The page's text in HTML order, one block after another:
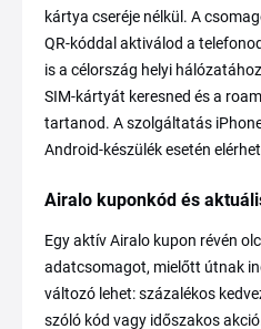
kártya cseréje nélkül. A
QR-kóddal aktiválod a
is a célország helyi
SIM-kártyát keresned és a
tartanod. A szolgáltatás
Android-készülék esetén
Airalo kuponkód és
Egy aktív Airalo kupon révén
adatcsomagot, mielőtt útnak
változó lehet: százalékos
szóló kód vagy időszakos